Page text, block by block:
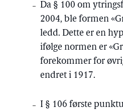
Da § 100 om
2004, ble formen
ledd. Dette er en
ifølge normen er
forekommer for
endret i 1917.
I § 106 første